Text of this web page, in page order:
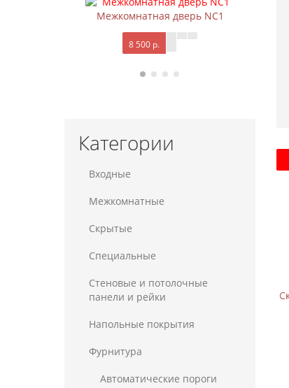
Межкомнатная дверь NC1
8 500 р.
Категории
Входные
Межкомнатные
Скрытые
Специальные
Стеновые и потолочные
панели и рейки
Напольные покрытия
Фурнитура
Автоматические пороги